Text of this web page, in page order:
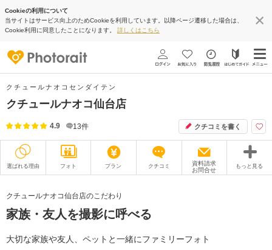
Cookieの利用について
当サイトはサービス向上のためCookieを利用しています。以降ページ遷移した場合は、
Cookie利用に同意したことになります。 詳しくはこちら
クチュールナオコセンダイテン
クチュールナオコ仙台店
4.9 13件 クチコミを書く
選ばれる理由 フォト プラン クチコミ
資料請求
お問合せ
もっと見る
衣装
オプション ブログ
クチュールナオコ仙台店のこだわり
家族・友人を撮影に呼べる
大切な家族や友人、ペットと一緒にファミリーフォト